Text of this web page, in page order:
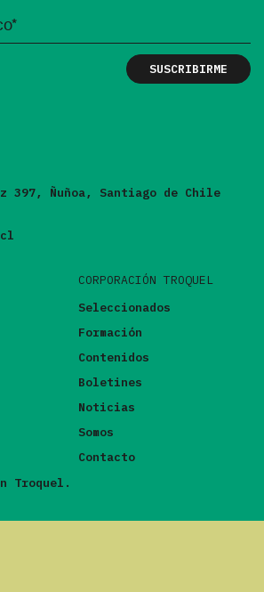
397, Ñuñoa, Santiago de Chile
CORPORACIÓN TROQUEL
Seleccionados
Formación
Contenidos
Boletines
Noticias
Somos
Contacto
Troquel.